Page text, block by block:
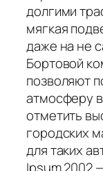
долгими
мягкая
даже на не
Бортовой
позволяют
атмосферу
отметить
городских
для таких
Ipsum 2002